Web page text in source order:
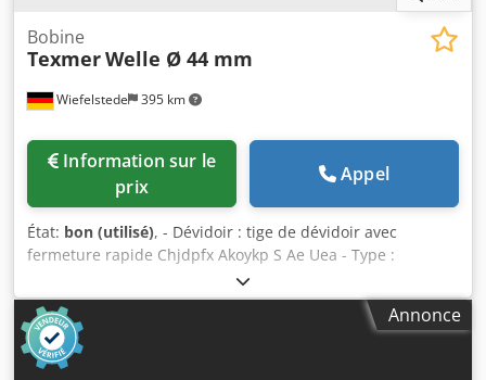
Wiefelstede 395 km
Bobine
TexmerWelle Ø 44 mm
prix
Appel
État: bon (utilisé), - Dévidoir : tige de dévidoir avec
fermeture rapide Chjdpfx Akoykp S Ae Uea - Type :
malheureusement sans indication de type - Arbre : Ø 44
mm, dimensions voir photos - Dimensions : Ø 98 x 440 mm
- Poids : 3,3 kg
Annonce